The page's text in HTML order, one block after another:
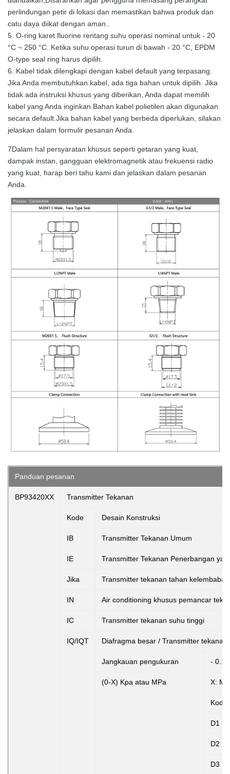
perlindungan petir di lokasi dan memastikan bahwa produk dan
catu daya diikat dengan aman..
5. O-ring karet fluorine rentang suhu operasi nominal untuk - 20
°C ~ 250 °C. Ketika suhu operasi turun di bawah - 20 °C, EPDM
O-type seal ring harus dipilih.
6. Kabel tidak dilengkapi dengan kabel default yang terpasang.
Jika Anda membutuhkan kabel, ada tiga bahan untuk dipilih. Jika
tidak ada instruksi khusus yang diberikan, Anda dapat memilih
kabel yang Anda inginkan.Bahan kabel polietilen akan digunakan
secara default.Jika bahan kabel yang berbeda diperlukan, silakan
jelaskan dalam formulir pesanan Anda.
7Dalam hal persyaratan khusus seperti getaran yang kuat,
dampak instan, gangguan elektromagnetik atau frekuensi radio
yang kuat, harap beri tahu kami dan jelaskan dalam pesanan
Anda.
Panduan pesanan
BP93420XX Transmitter Tekanan
Kode Desain Konstruksi
IB Transmitter Tekanan Umum
IE Transmitter Tekanan Penerbangan
Jika Transmitter tekanan tahan kelembaban
IN Air conditioning khusus pemancar
IC Transmitter tekanan suhu tinggi
IQ/IQT Diafragma besar / Transmitter tekanan
Jangkauan pengukuran - 0.1.
(0-X) Kpa atau MPa X:
Kode
D1
D2
D3